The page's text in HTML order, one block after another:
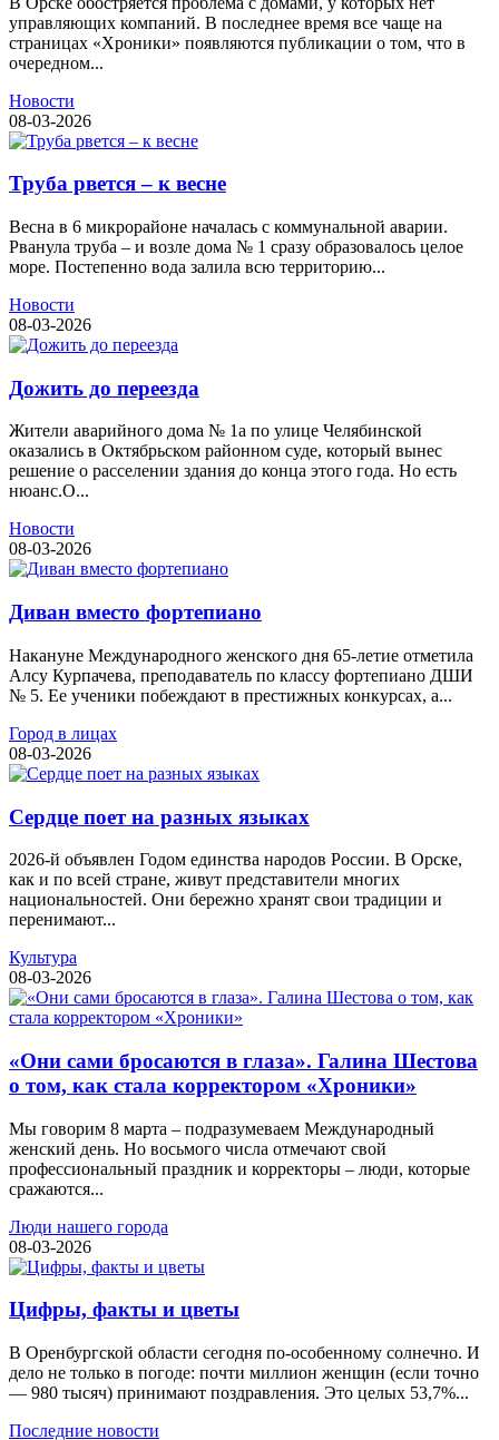
управляющих компаний. В последнее время все чаще на
страницах «Хроники» появляются публикации о том, что в
очередном...
Новости
08-03-2026
Труба рвется – к весне
Весна в 6 микрорайоне началась с коммунальной аварии.
Рванула труба – и возле дома № 1 сразу образовалось целое
море. Постепенно вода залила всю территорию...
Новости
08-03-2026
Дожить до переезда
Жители аварийного дома № 1а по улице Челябинской
оказались в Октябрьском районном суде, который вынес
решение о расселении здания до конца этого года. Но есть
нюанс.О...
Новости
08-03-2026
Диван вместо фортепиано
Накануне Международного женского дня 65-летие отметила
Алсу Курпачева, преподаватель по классу фортепиано ДШИ
№ 5. Ее ученики побеждают в престижных конкурсах, а...
Город в лицах
08-03-2026
Сердце поет на разных языках
2026-й объявлен Годом единства народов России. В Орске,
как и по всей стране, живут представители многих
национальностей. Они бережно хранят свои традиции и
перенимают...
Культура
08-03-2026
«Они сами бросаются в глаза». Галина Шестова
о том, как стала корректором «Хроники»
Мы говорим 8 марта – подразумеваем Международный
женский день. Но восьмого числа отмечают свой
профессиональный праздник и корректоры – люди, которые
сражаются...
Люди нашего города
08-03-2026
Цифры, факты и цветы
В Оренбургской области сегодня по-особенному солнечно. И
дело не только в погоде: почти миллион женщин (если точно
— 980 тысяч) принимают поздравления. Это целых 53,7%...
Последние новости